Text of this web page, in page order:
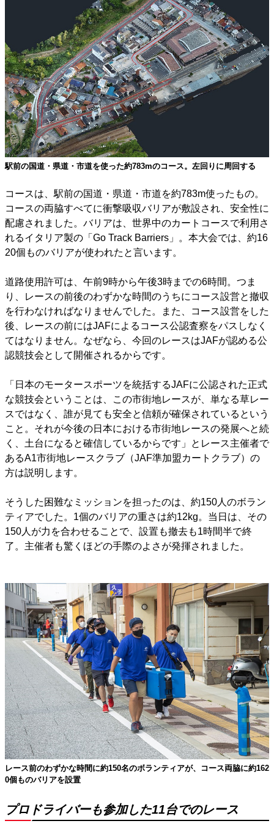
駅前の国道・県道・市道を使った約783mのコース。左回りに周回する
コースは、駅前の国道・県道・市道を約783m使ったもの。
コースの両脇すべてに衝撃吸収バリアが敷設され、安全性に
配慮されました。バリアは、世界中のカートコースで利用さ
れるイタリア製の「Go Track Barriers」。本大会では、約16
20個ものバリアが使われたと言います。
道路使用許可は、午前9時から午後3時までの6時間。つま
り、レースの前後のわずかな時間のうちにコース設営と撤収
を行わなければなりませんでした。また、コース設営をした
後、レースの前にはJAFによるコース公認査察をパスしなく
てはなりません。なぜなら、今回のレースはJAFが認める公
認競技会として開催されるからです。
「日本のモータースポーツを統括するJAFに公認された正式
な競技会ということは、この市街地レースが、単なる草レー
スではなく、誰が見ても安全と信頼が確保されているという
こと。それが今後の日本における市街地レースの発展へと続
く、土台になると確信しているからです」とレース主催者で
あるA1市街地レースクラブ（JAF準加盟カートクラブ）の
方は説明します。
そうした困難なミッションを担ったのは、約150人のボラン
ティアでした。1個のバリアの重さは約12kg。当日は、その
150人が力を合わせることで、設置も撤去も1時間半で終
了。主催者も驚くほどの手際のよさが発揮されました。
レース前のわずかな時間に約150名のボランティアが、コース両脇に約162
0個ものバリアを設置
プロドライバーも参加した11台でのレース